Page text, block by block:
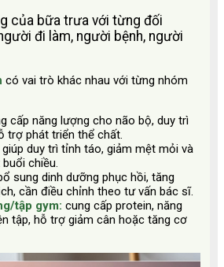
của bữa trưa với từng đối
đi làm, người bệnh, người
có vai trò khác nhau với từng nhóm
cấp năng lượng cho não bộ, duy trì
trợ phát triển thể chất.
giúp duy trì tỉnh táo, giảm mệt mỏi và
chiều.
sung dinh dưỡng phục hồi, tăng
cần điều chỉnh theo tư vấn bác sĩ.
tập gym: cung cấp protein, năng
tập, hỗ trợ giảm cân hoặc tăng cơ